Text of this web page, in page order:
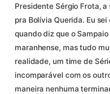
Presidente Sérgio Frota,
pra Bolívia Querida. Eu
quando diz que o
maranhense, mas tudo
realidade, um time de
incomparável com os
maneira nenhuma